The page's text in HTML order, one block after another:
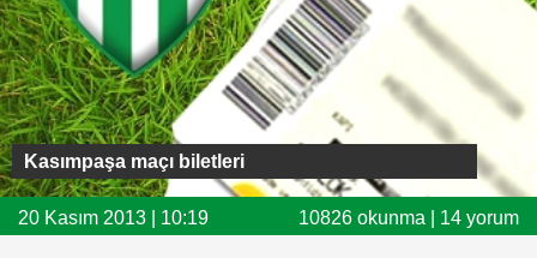
Puan Durumu
Fikstür
Facebook
Twitter
Kasımpaşa maçı biletleri
20 Kasım 2013 | 10:19 10826 okunma | 14 yorum